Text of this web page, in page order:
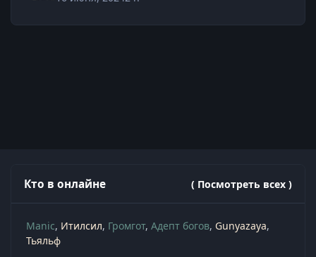
Кто в онлайне ( Посмотреть всех )
Manic Итилсил Громгот Адепт богов Gunyazaya
Тьяльф